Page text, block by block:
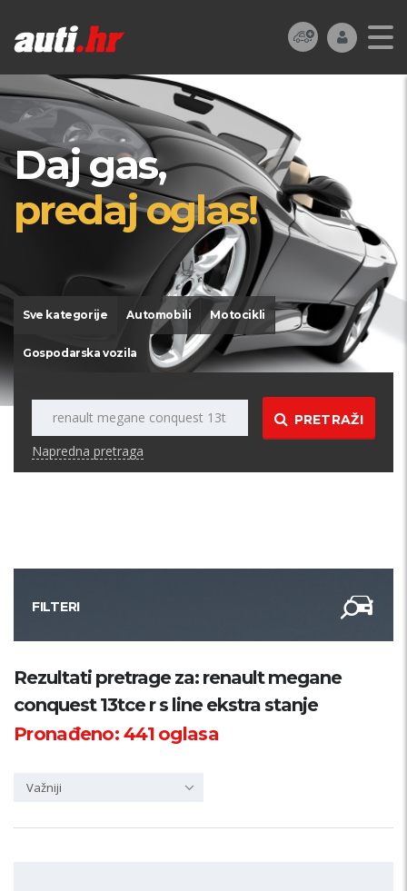
Daj gas,
predaj oglas!
Sve kategorije Automobili Motocikli
Gospodarska vozila
PRETRAŽI
Napredna pretraga
FILTERI
Kategorija
Županija
Rezultati pretrage za: renault megane
conquest 13tce r s line ekstra stanje
Pronađeno:441oglasa
Važniji